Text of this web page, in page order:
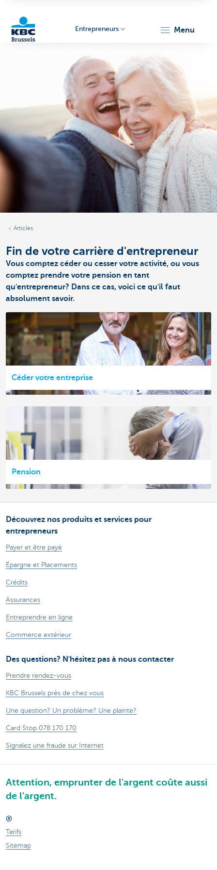
Entrepreneurs
Entrepreneurs menu
Articles
Fin de votre carrière d'entrepreneur
Vous comptez céder ou cesser votre activité, ou vous
comptez prendre votre pension en tant
qu'entrepreneur? Dans ce cas, voici ce qu'il faut
absolument savoir.
Céder votre entreprise
Pension
Découvrez nos produits et services pour
entrepreneurs
Payer et être payé
Épargne et Placements
Crédits
Assurances
Entreprendre en ligne
Commerce extérieur
Des questions? N'hésitez pas à nous contacter
Prendre rendez-vous
KBC Brussels près de chez vous
Une question? Un problème? Une plainte?
Card Stop 078 170 170
Signalez une fraude sur Internet
Attention, emprunter de l'argent coûte aussi
de l'argent.
®
Tarifs
Sitemap